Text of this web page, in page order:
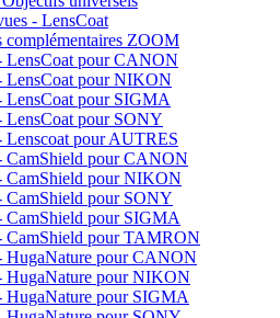
- LensCoat
complémentaires ZOOM
LensCoat pour CANON
LensCoat pour NIKON
LensCoat pour SIGMA
LensCoat pour SONY
Lenscoat pour AUTRES
CamShield pour CANON
CamShield pour NIKON
CamShield pour SONY
CamShield pour SIGMA
CamShield pour TAMRON
HugaNature pour CANON
HugaNature pour NIKON
HugaNature pour SIGMA